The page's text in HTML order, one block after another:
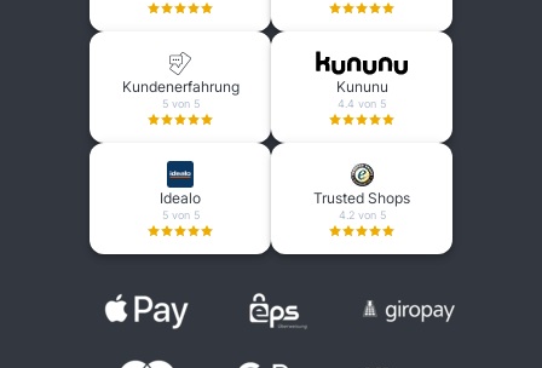
Kundenerfahrung
5 von 5
Kununu
4.4 von 5
Idealo
5 von 5
Trusted Shops
4.2 von 5